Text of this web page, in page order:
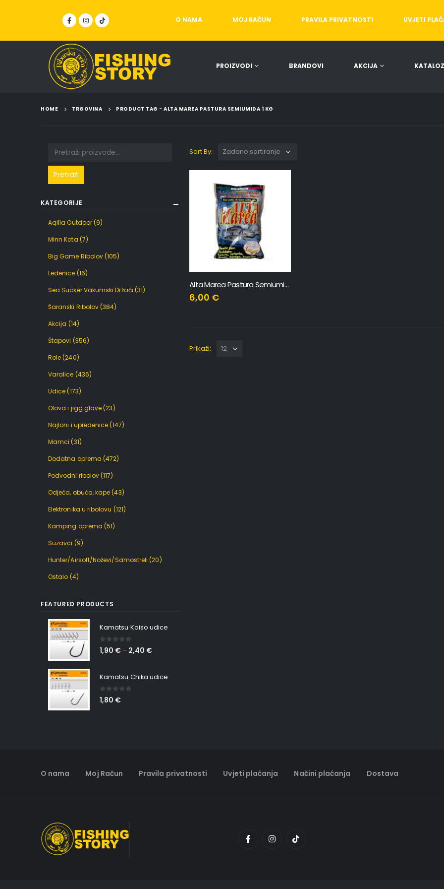
O NAMA MOJ RAČUN PRAVILA PRIVATNOSTI UVJETI
PROIZVODI BRANDOVI AKCIJA
HOME TRGOVINA PRODUCT TAG - ALTA MAREA PASTURA SEMIUMIDA 1 KG
Sort By:
Alta Marea Pastura Semiumida 1 kg
6,00 €
Prikaži:
Pretraži
KATEGORIJE
Aqilla Outdoor (9)
Minn Kota (7)
Big Game Ribolov (105)
Ledenice (16)
Sea Sucker Vakumski Držači (31)
Šaranski Ribolov (384)
Akcija (14)
Štapovi (356)
Role (240)
Varalice (436)
Udice (173)
Olova i jigg glave (23)
Najloni i upredenice (147)
Mamci (31)
Dodatna oprema (472)
Podvodni ribolov (117)
Odjeća, obuća, kape (43)
Elektronika u ribolovu (121)
Kamping oprema (51)
Suzavci (9)
Hunter/Airsoft/Noževi/Samostreli (20)
Ostalo (4)
FEATURED PRODUCTS
Kamatsu Koiso udice
0 out of 5
1,90 € – 2,40 €
Kamatsu Chika udice
0 out of 5
1,80 €
O nama Moj Račun Pravila privatnosti Uvjeti plaćanja Načini plaćanja Dostava